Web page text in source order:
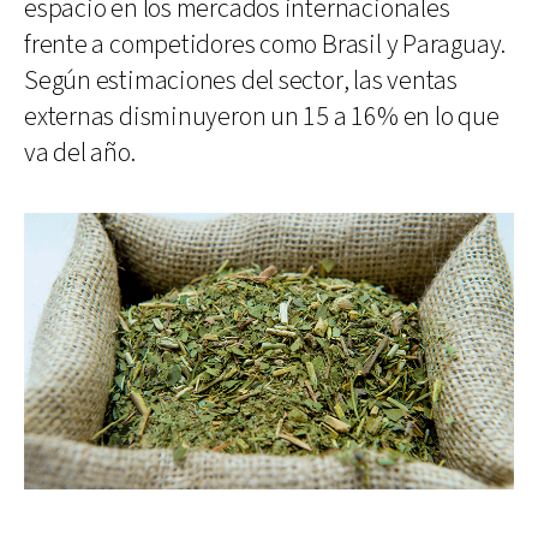
espacio en los mercados internacionales
frente a competidores como Brasil y Paraguay.
Según estimaciones del sector, las ventas
externas disminuyeron un 15 a 16% en lo que
va del año.